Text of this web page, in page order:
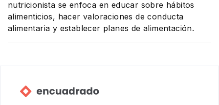
nutricionista se enfoca en educar sobre hábitos
alimenticios, hacer valoraciones de conducta
alimentaria y establecer planes de alimentación.